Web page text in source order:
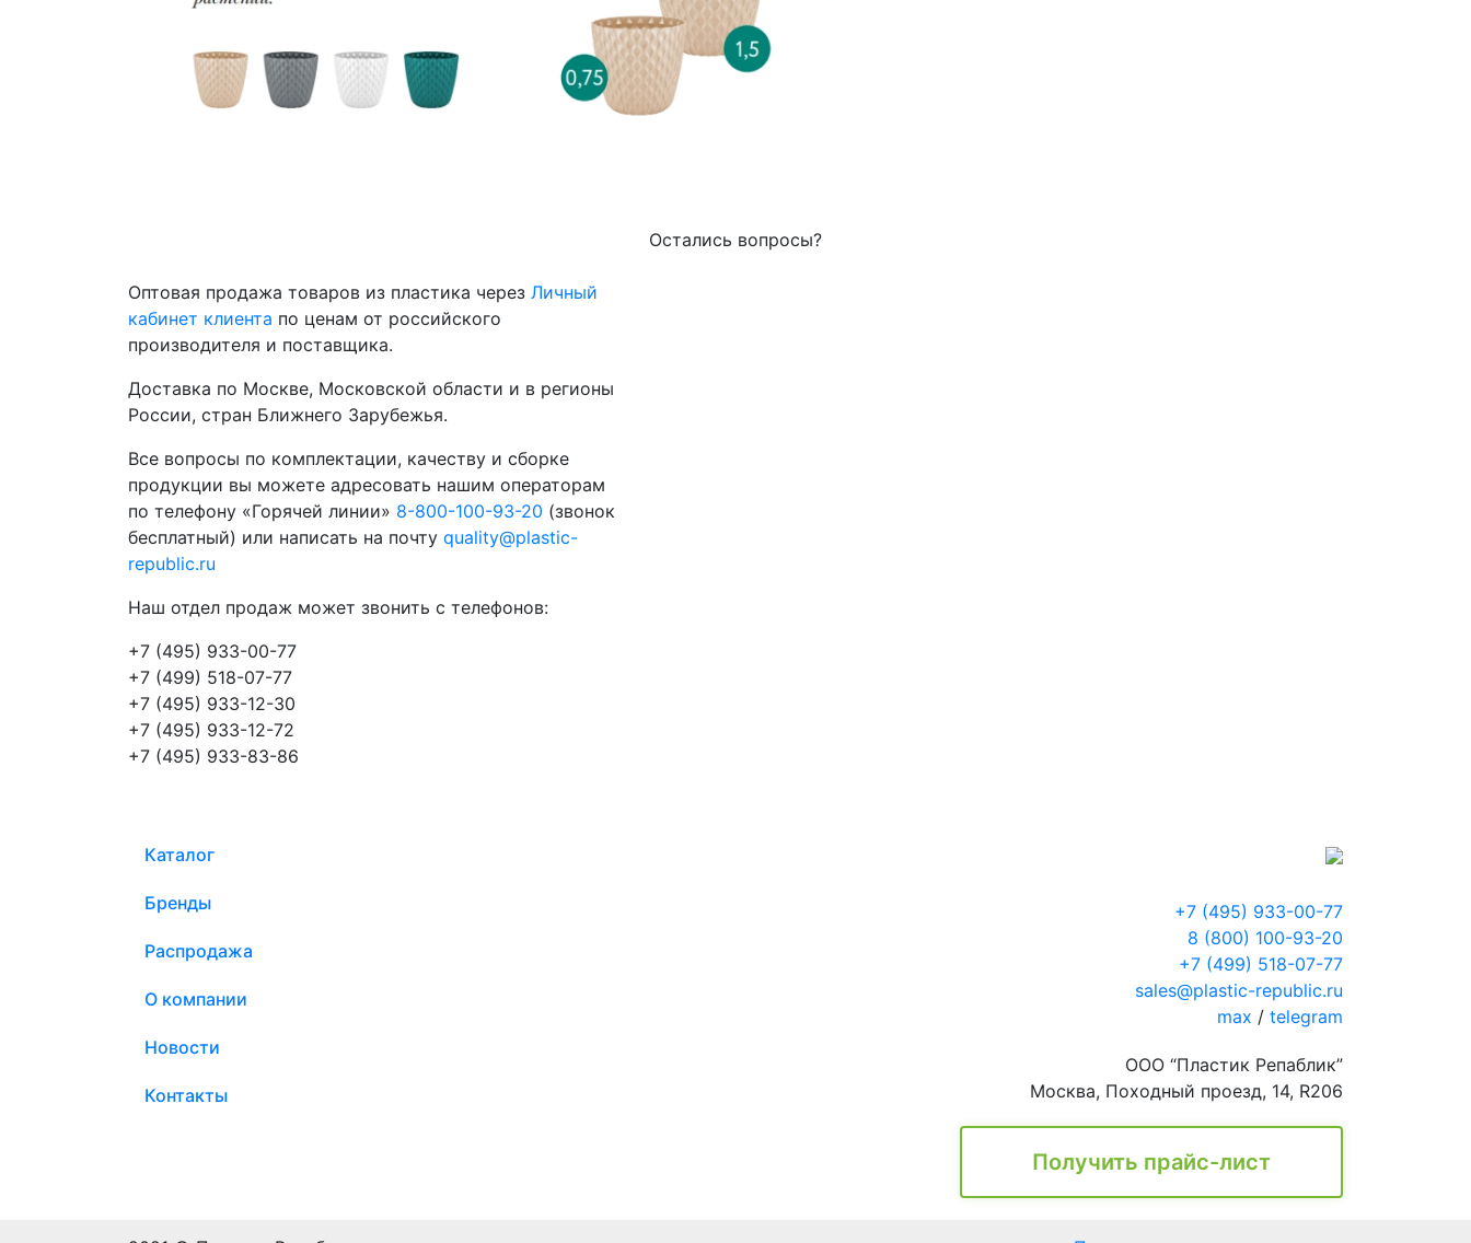
Остались вопросы?
Оптовая продажа товаров из пластика через Личный
кабинет клиента по ценам от российского
производителя и поставщика.
Доставка по Москве, Московской области и в регионы
России, стран Ближнего Зарубежья.
Все вопросы по комплектации, качеству и сборке
продукции вы можете адресовать нашим операторам
по телефону «Горячей линии» 8-800-100-93-20 (звонок
бесплатный) или написать на почту quality@plastic-
republic.ru
Наш отдел продаж может звонить с телефонов:
+7 (495) 933-00-77
+7 (499) 518-07-77
+7 (495) 933-12-30
+7 (495) 933-12-72
+7 (495) 933-83-86
Каталог
Бренды
Распродажа
О компании
Новости
Контакты
+7 (495) 933-00-77
8 (800) 100-93-20
+7 (499) 518-07-77
sales@plastic-republic.ru
max / telegram
ООО “Пластик Репаблик”
Москва, Походный проезд, 14, R206
Получить прайс-лист